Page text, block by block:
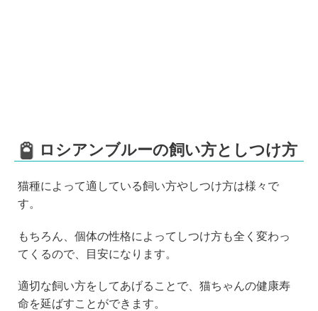
ロシアンブルーの飼い方としつけ方
猫種によって適している飼い方やしつけ方は様々で
す。
もちろん、個体の性格によってしつけ方も全く変わっ
てくるので、目安になります。
適切な飼い方をしてあげることで、猫ちゃんの健康寿
命を延ばすことができます。